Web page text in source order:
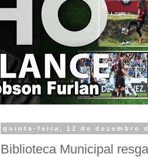
quinta-feira, 12 de dezembro
Biblioteca Municipal